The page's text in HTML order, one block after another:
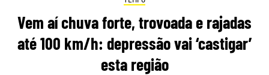
Vem aí chuva forte, trovoada e rajadas
até 100 km/h: depressão vai ‘castigar’
esta região